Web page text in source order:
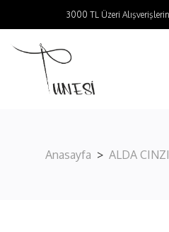
3000 TL Üzeri
Anasayfa ALDA